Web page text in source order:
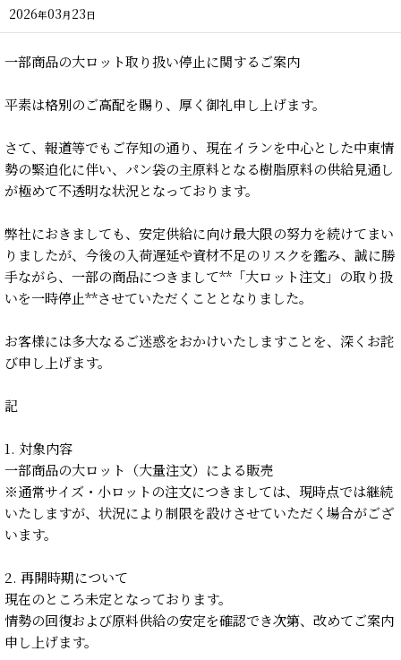
2026年03月 23 日
一部商品の大ロット取り扱い停止に関するご案内
平素は格別のご高配を賜り、厚く御礼申し上げます。
さて、報道等でもご存知の通り、現在イランを中心とした中東情
勢の緊迫化に伴い、パン袋の主原料となる樹脂原料の供給見通し
が極めて不透明な状況となっております。
弊社におきましても、安定供給に向け最大限の努力を続けてまい
りましたが、今後の入荷遅延や資材不足のリスクを鑑み、誠に勝
手ながら、一部の商品につきまして**「大ロット注文」の取り扱
いを一時停止**させていただくこととなりました。
お客様には多大なるご迷惑をおかけいたしますことを、深くお詫
び申し上げます。
記
1. 対象内容
一部商品の大ロット（大量注文）による販売
※通常サイズ・小ロットの注文につきましては、現時点では継続
いたしますが、状況により制限を設けさせていただく場合がござ
います。
2. 再開時期について
現在のところ未定となっております。
情勢の回復および原料供給の安定を確認でき次第、改めてご案内
申し上げます。